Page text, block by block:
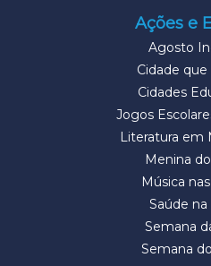
Ações e
Agosto
Cidade
Cidades
Jogos
Literatura em
Menina
Música
Saúde na
Semana
Semana